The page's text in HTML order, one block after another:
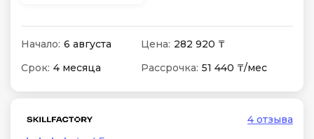
Начало: 6 августа Цена: 282 920 ₸
Срок: 4 месяца Рассрочка: 51 440 ₸/мес
4 отзыва